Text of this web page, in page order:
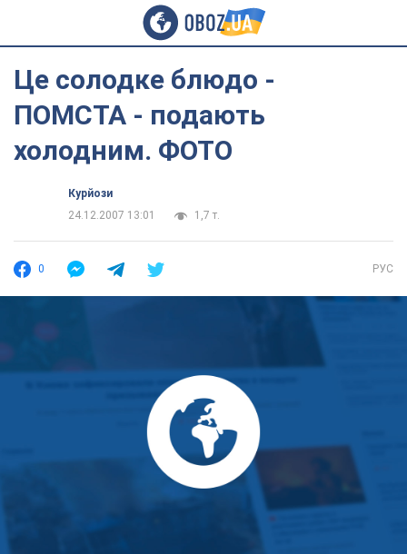
Це солодке блюдо -
ПОМСТА - подають
холодним. ФОТО
Курйози
24.12.2007 13:01
1,7 т.
0 РУС